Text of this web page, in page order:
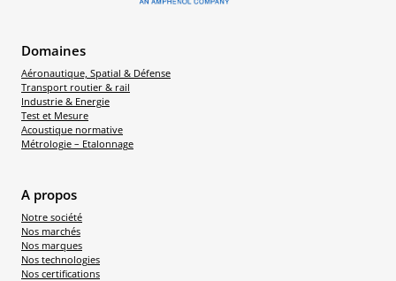
Domaines
Aéronautique, Spatial & Défense
Transport routier & rail
Industrie & Energie
Test et Mesure
Acoustique normative
Métrologie – Etalonnage
A propos
Notre société
Nos marchés
Nos marques
Nos technologies
Nos certifications